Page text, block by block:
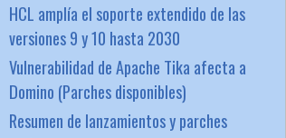
HCL amplía el soporte extendido de las
versiones 9 y 10 hasta 2030
Vulnerabilidad de Apache Tika afecta a
Domino (Parches disponibles)
Resumen de lanzamientos y parches